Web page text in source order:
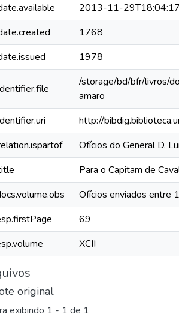
2013-11-
1768
1978
/storage/bd/bfr/livros/
amaro
http://
Ofícios do General D.
Para o Capitam de
Ofícios enviados entre
69
XCII
original
exibindo 1 - 1 de 1